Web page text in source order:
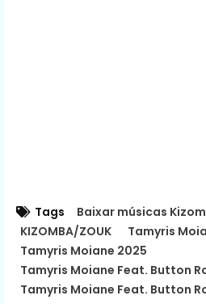
Tags
Baixar músicas
KIZOMBA/ZOUK
Tamyris
Tamyris Moiane 2025
Tamyris Moiane Feat. Button
Tamyris Moiane Feat. Button